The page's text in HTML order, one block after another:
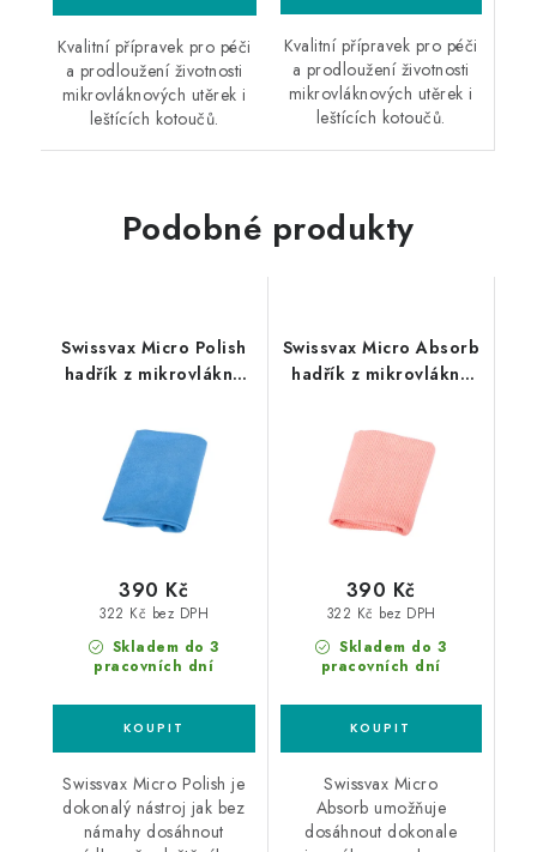
Kvalitní přípravek pro péči
a prodloužení životnosti
mikrovláknových utěrek i
leštících kotoučů.
Kvalitní přípravek pro péči
a prodloužení životnosti
mikrovláknových utěrek i
leštících kotoučů.
Podobné produkty
Swissvax Micro Polish
hadřík z mikrovlákna
Skladem do 3
pracovních dní
322 Kč bez DPH
390 Kč
Swissvax Micro Polish je
dokonalý nástroj jak bez
námahy dosáhnout
Swissvax Micro Absorb
hadřík z mikrovlákna
Skladem do 3
pracovních dní
322 Kč bez DPH
390 Kč
Swissvax Micro
Absorb umožňuje
dosáhnout dokonale